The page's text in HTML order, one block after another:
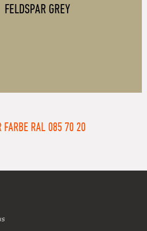
FELDSPAR GREY
FARBE RAL 085 70 20